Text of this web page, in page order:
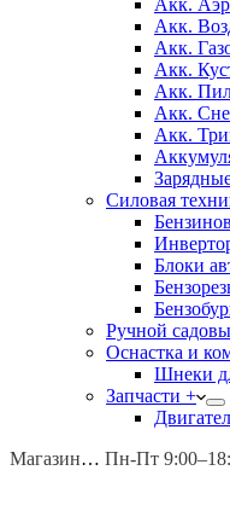
Акк.
Акк.
Акк.
Акк.
Акк.
Акк.
Акк.
Силовая
Блоки
Ручной
Оснастка и
Шнеки
Запчасти +
Магазины: Калуга ул.
Пн-Пт